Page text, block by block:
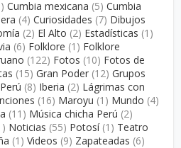
Cumbia mexicana (5) Cumbia
(4) Curiosidades (7) Dibujos
(2) El Alto (2) Estadísticas (1)
(6) Folklore (1) Folklore
(122) Fotos (10) Fotos de
(15) Gran Poder (12) Grupos
(8) Iberia (2) Lágrimas con
(16) Maroyu (1) Mundo (4)
(11) Música chicha Perú (2)
Noticias (55) Potosí (1) Teatro
(1) Videos (9) Zapateadas (6)